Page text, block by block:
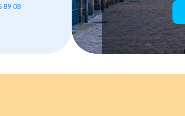
89 08